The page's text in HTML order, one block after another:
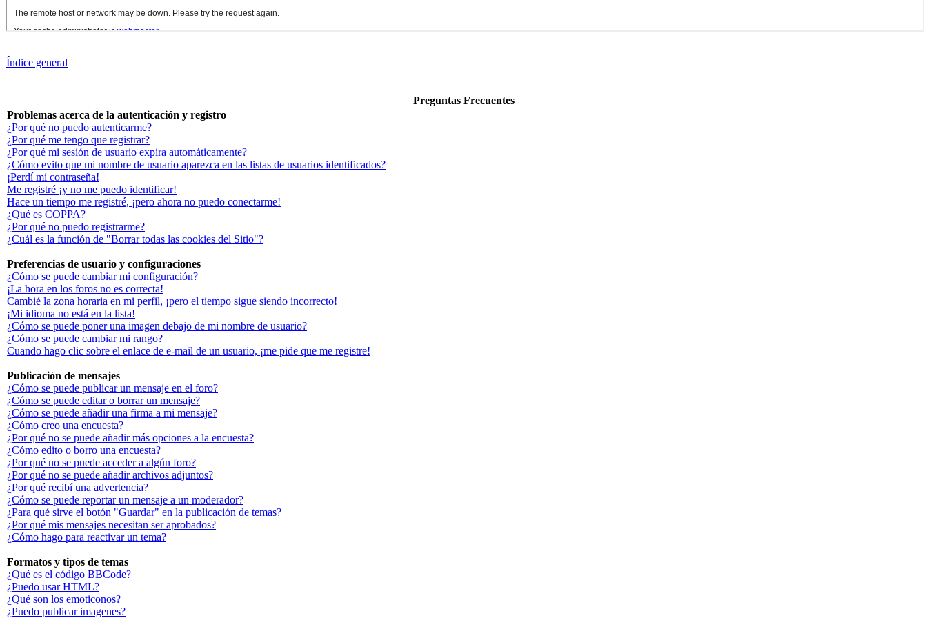
Índice general
Preguntas Frecuentes
Problemas acerca de la autenticación y registro
¿Por qué no puedo autenticarme?
¿Por qué me tengo que registrar?
¿Por qué mi sesión de usuario expira automáticamente?
¿Cómo evito que mi nombre de usuario aparezca en las listas de usuarios identificados?
¡Perdí mi contraseña!
Me registré ¡y no me puedo identificar!
Hace un tiempo me registré, ¡pero ahora no puedo conectarme!
¿Qué es COPPA?
¿Por qué no puedo registrarme?
¿Cuál es la función de "Borrar todas las cookies del Sitio"?
Preferencias de usuario y configuraciones
¿Cómo se puede cambiar mi configuración?
¡La hora en los foros no es correcta!
Cambié la zona horaria en mi perfil, ¡pero el tiempo sigue siendo incorrecto!
¡Mi idioma no está en la lista!
¿Cómo se puede poner una imagen debajo de mi nombre de usuario?
¿Cómo se puede cambiar mi rango?
Cuando hago clic sobre el enlace de e-mail de un usuario, ¡me pide que me registre!
Publicación de mensajes
¿Cómo se puede publicar un mensaje en el foro?
¿Cómo se puede editar o borrar un mensaje?
¿Cómo se puede añadir una firma a mi mensaje?
¿Cómo creo una encuesta?
¿Por qué no se puede añadir más opciones a la encuesta?
¿Cómo edito o borro una encuesta?
¿Por qué no se puede acceder a algún foro?
¿Por qué no se puede añadir archivos adjuntos?
¿Por qué recibí una advertencia?
¿Cómo se puede reportar un mensaje a un moderador?
¿Para qué sirve el botón "Guardar" en la publicación de temas?
¿Por qué mis mensajes necesitan ser aprobados?
¿Cómo hago para reactivar un tema?
Formatos y tipos de temas
¿Qué es el código BBCode?
¿Puedo usar HTML?
¿Qué son los emoticonos?
¿Puedo publicar imagenes?